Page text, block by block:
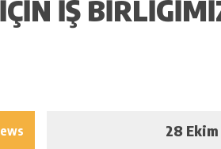
DURMAYA DAVET EDİYORUZ”
IŞ
28